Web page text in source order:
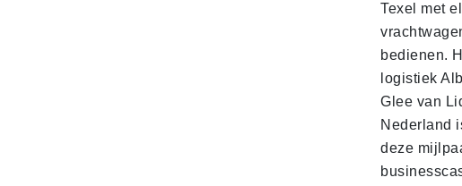
Texel met
bedienen.
logistiek
Glee van
Nederland
deze